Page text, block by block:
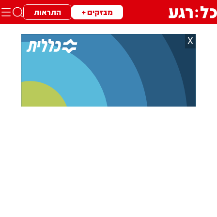
מבזקים + התראות
X